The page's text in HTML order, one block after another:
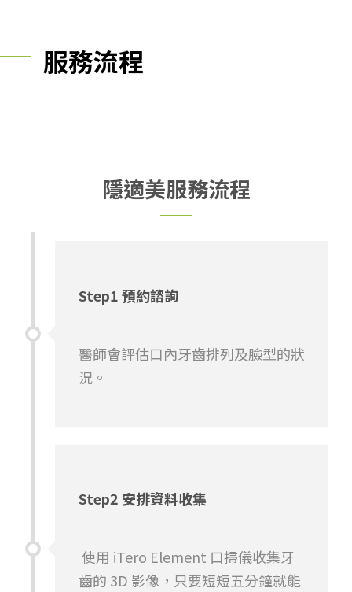
服務流程
隱適美服務流程
Step1 預約諮詢
醫師會評估口內牙齒排列及臉型的狀
況。
Step2 安排資料收集
使用 iTero Element 口掃儀收集牙
齒的 3D 影像，只要短短五分鐘就能